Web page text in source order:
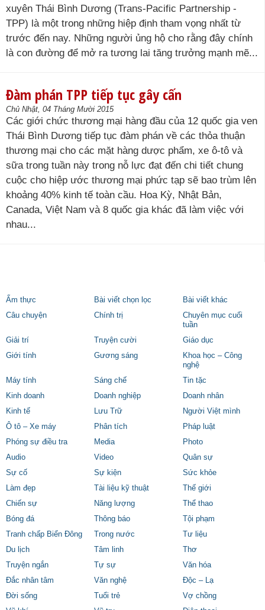
xuyên Thái Bình Dương (Trans-Pacific Partnership -
TPP) là một trong những hiệp định tham vọng nhất từ
trước đến nay. Những người ủng hộ cho rằng đây chính
là con đường để mở ra tương lai tăng trưởng mạnh mẽ...
Đàm phán TPP tiếp tục gây cấn
Chủ Nhật, 04 Tháng Mười 2015
Các giới chức thương mại hàng đầu của 12 quốc gia ven
Thái Bình Dương tiếp tục đàm phán về các thỏa thuận
thương mại cho các mặt hàng dược phẩm, xe ô-tô và
sữa trong tuần này trong nỗ lực đạt đến chi tiết chung
cuộc cho hiệp ước thương mại phức tạp sẽ bao trùm lên
khoảng 40% kinh tế toàn cầu. Hoa Kỳ, Nhật Bản,
Canada, Việt Nam và 8 quốc gia khác đã làm việc với
nhau...
Ẩm thực Bài viết chọn lọc
Bài viết khác
Câu chuyện
Chính trị
Chuyên mục cuối
tuần
Giải trí
Truyện cười
Giáo dục
Giới tính
Gương sáng
Khoa học – Công
nghệ
Máy tính
Sáng chế
Tin tặc
Kinh doanh
Doanh nghiệp
Doanh nhân
Kinh tế
Lưu Trữ
Người Việt mình
Ô tô – Xe máy
Phân tích
Pháp luật
Phóng sự điều tra
Media
Photo
Audio
Video
Quân sự
Sự cố
Sự kiện
Sức khỏe
Làm đẹp
Tài liệu kỹ thuật
Thế giới
Chiến sự
Năng lượng
Thể thao
Bóng đá
Thông báo
Tội phạm
Tranh chấp Biển Đông
Trong nước
Tư liệu
Du lịch
Tâm linh
Thơ
Truyện ngắn
Tự sự
Văn hóa
Đắc nhân tâm
Văn nghệ
Độc – Lạ
Đời sống
Tuổi trẻ
Vợ chồng